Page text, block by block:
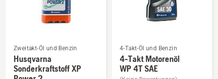
Details
zu
Husqvarna
Zweitakt-Öl und Benzin
Husqvarna
Sonderkraftstoff XP
Details
zu
4-Takt-Öl und Benzin
4-Takt Motorenöl
WP 4T SAE